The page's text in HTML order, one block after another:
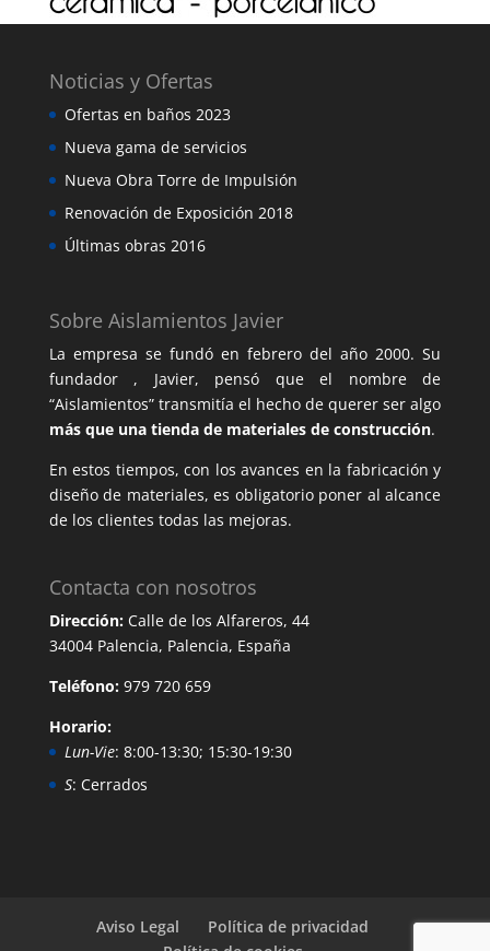
Noticias y Ofertas
Ofertas en baños 2023
Nueva gama de servicios
Nueva Obra Torre de Impulsión
Renovación de Exposición 2018
Últimas obras 2016
Sobre Aislamientos Javier
La empresa se fundó en febrero del año 2000. Su
fundador , Javier, pensó que el nombre de
“Aislamientos” transmitía el hecho de querer ser algo
más que una tienda de materiales de construcción.
En estos tiempos, con los avances en la fabricación y
diseño de materiales, es obligatorio poner al alcance
de los clientes todas las mejoras.
Contacta con nosotros
Dirección:Calle de los Alfareros, 44
34004 Palencia, Palencia, España
Teléfono:979 720 659
Horario:
Lun-Vie: 8:00-13:30; 15:30-19:30
S: Cerrados
Aviso Legal
Política de privacidad